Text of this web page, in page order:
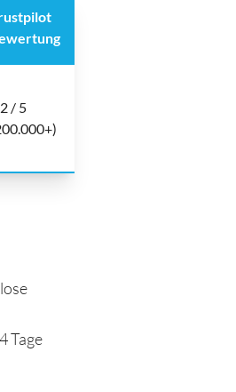
/ 5
Tage